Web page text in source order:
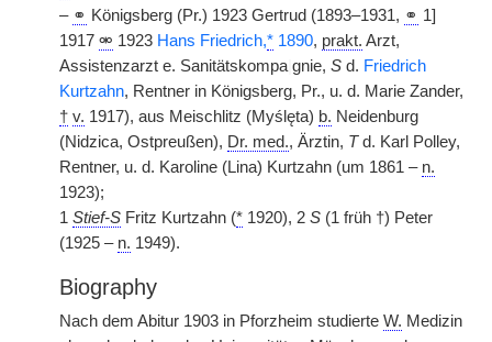
– ⚭ Königsberg (Pr.) 1923 Gertrud (1893–1931, ⚭ 1]
1917 ⚮ 1923 Hans Friedrich,* 1890, prakt. Arzt,
Assistenzarzt e. Sanitätskompa gnie, S d. Friedrich
Kurtzahn, Rentner in Königsberg, Pr., u. d. Marie Zander,
† v. 1917), aus Meischlitz (Myślęta) b. Neidenburg
(Nidzica, Ostpreußen), Dr. med., Ärztin, Td. Karl Polley,
Rentner, u. d. Karoline (Lina) Kurtzahn (um 1861 – n.
1923);
1 Stief-S Fritz Kurtzahn (* 1920), 2 S (1 früh †) Peter
(1925 – n. 1949).
Biography
Nach dem Abitur 1903 in Pforzheim studierte W. Medizin